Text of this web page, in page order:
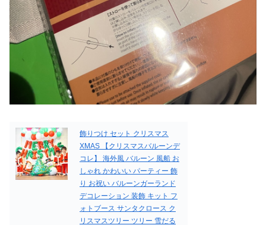
飾りつけ セット クリスマス
XMAS 【クリスマスバルーンデ
コレ】 海外風 バルーン 風船 お
しゃれ かわいい パーティー 飾
り お祝い バルーンガーランド
デコレーション 装飾 キット フ
ォトブース サンタクロース ク
リスマスツリー ツリー 雪だる